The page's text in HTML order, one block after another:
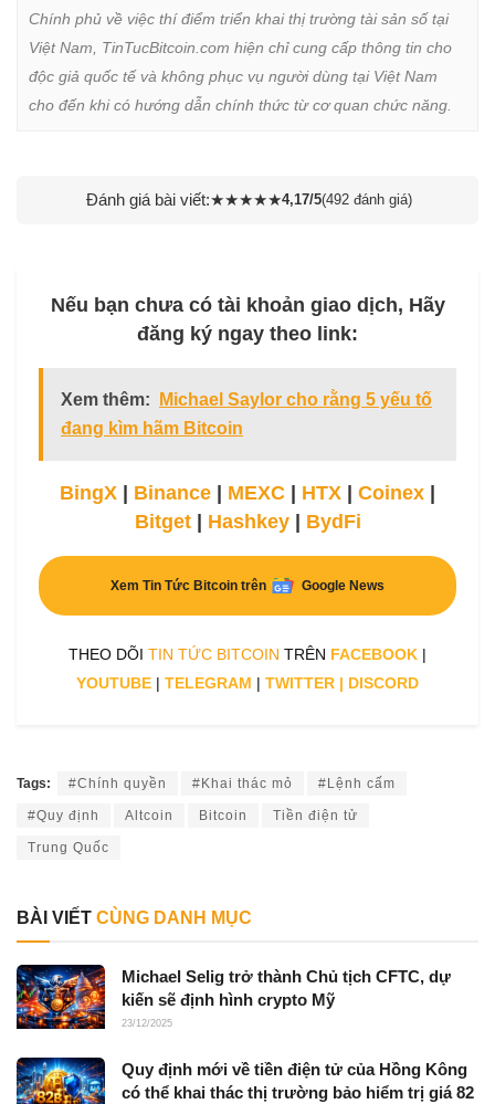
Chính phủ về việc thí điểm triển khai thị trường tài sản số tại
Việt Nam, TinTucBitcoin.com hiện chỉ cung cấp thông tin cho
độc giả quốc tế và không phục vụ người dùng tại Việt Nam
cho đến khi có hướng dẫn chính thức từ cơ quan chức năng.
Đánh giá bài viết:★★★★★4,17/5(492 đánh giá)
Nếu bạn chưa có tài khoản giao dịch, Hãy
đăng ký ngay theo link:
Xem thêm:
Michael Saylor cho rằng 5 yếu tố
đang kìm hãm Bitcoin
BingX Binance MEXC HTX Coinex
Bitget| Hashkey| BydFi
Xem Tin Tức Bitcoin trên Google News
THEO DÕI TIN TỨC BITCOIN TRÊN FACEBOOK |
YOUTUBE | TELEGRAM | TWITTER | DISCORD
Tags: #Chính quyền #Khai thác mỏ #Lệnh cấm
#Quy định Altcoin Bitcoin Tiền điện tử
Trung Quốc
BÀI VIẾT CÙNG DANH MỤC
Michael Selig trở thành Chủ tịch CFTC, dự
kiến sẽ định hình crypto Mỹ
23/12/2025
Quy định mới về tiền điện tử của Hồng Kông
có thể khai thác thị trường bảo hiểm trị giá 82